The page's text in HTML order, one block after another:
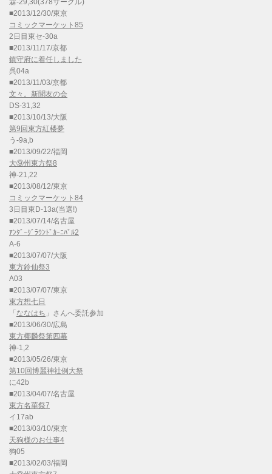
霖-29,30(378サークル)
■2013/12/30/東京
コミックマーケット85
2日目東セ-30a
■2013/11/17/京都
鎮守府に着任しました
呉04a
■2013/11/03/京都
文々。新聞友の会
DS-31,32
■2013/10/13/大阪
第9回東方紅楼夢
う-9a,b
■2013/09/22/福岡
大⑨州東方祭8
神-21,22
■2013/08/12/東京
コミックマーケット84
3日目東D-13a(当選!)
■2013/07/14/名古屋
ｱﾝﾀﾞｰｸﾞﾗｳﾝﾄﾞｶｰﾆﾊﾞﾙ2
A-6
■2013/07/07/大阪
東方鈴仙祭3
A03
■2013/07/07/東京
東方想七日
「 ななはち 」さんへ委託参加
■2013/06/30/広島
東方椰麟祭第四幕
神-1,2
■2013/05/26/東京
第10回博麗神社例大祭
に42b
■2013/04/07/名古屋
東方名華祭7
イ17ab
■2013/03/10/東京
天狗様のお仕事4
狗05
■2013/02/03/福岡